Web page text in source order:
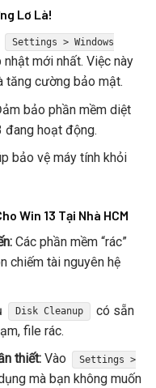
Lơ Là!
Settings > Windows
mới nhất. Việc này
tăng cường bảo mật.
bảo phần mềm diệt
đang hoạt động.
bảo vệ máy tính khỏi
Win 13 Tại Nhà HCM
Các phần mềm “rác”
chiếm tài nguyên hệ
Disk Cleanup
có sẵn
file rác.
thiết:Vào
Settings >
mà bạn không muốn